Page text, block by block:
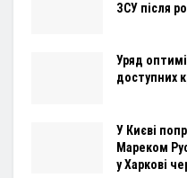
ЗСУ після
Уряд
доступних
У Києві
Мареком
у Харкові